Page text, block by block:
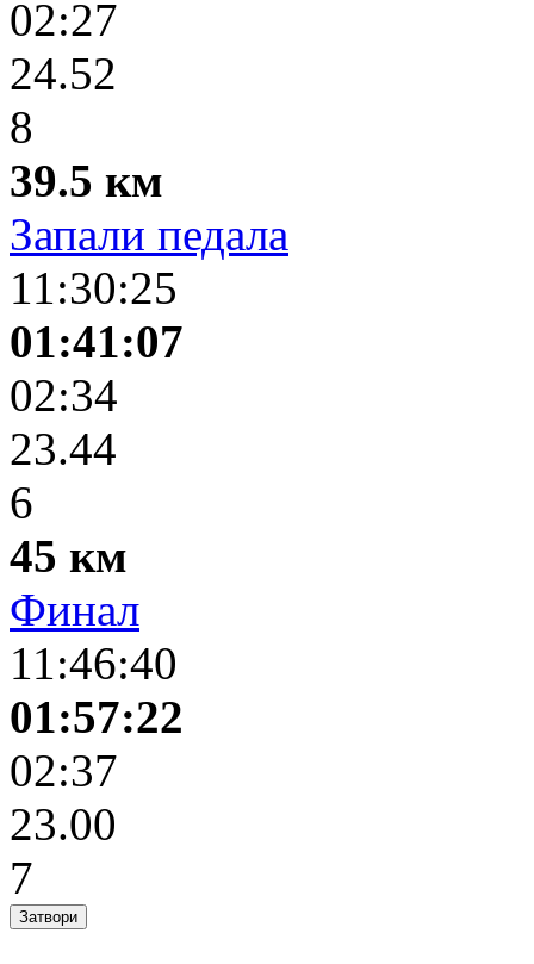
02:27
24.52
8
39.5 км
Запали педала
11:30:25
01:41:07
02:34
23.44
6
45 км
Финал
11:46:40
01:57:22
02:37
23.00
7
Затвори